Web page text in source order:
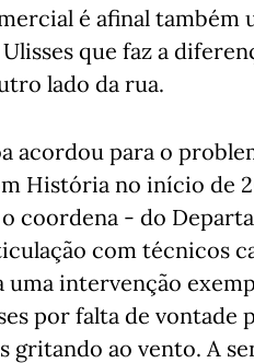
é afinal também
que faz a
lado da rua.
acordou para o
História no início de
coordena - do
com técnicos
intervenção
por falta de
gritando ao vento. A